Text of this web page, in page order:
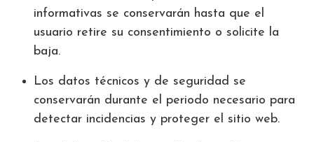
informativas se conservarán hasta que el
usuario retire su consentimiento o solicite la
baja.
Los datos técnicos y de seguridad se
conservarán durante el periodo necesario para
detectar incidencias y proteger el sitio web.